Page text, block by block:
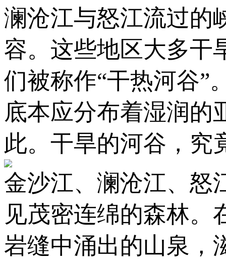
澜沧江与怒江流过的
容。这些地区大多干
们被称作“干热河谷”
底本应分布着湿润的
此。干旱的河谷，究
金沙江、澜沧江、怒
见茂密连绵的森林。
岩缝中涌出的山泉，